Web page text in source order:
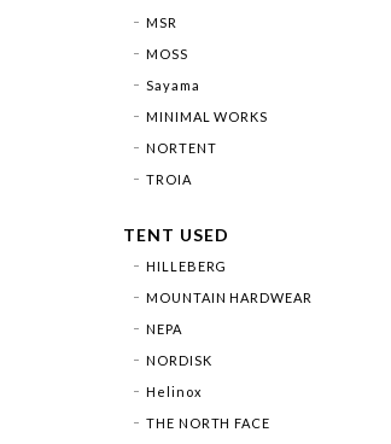
MSR
MOSS
Sayama
MINIMAL WORKS
NORTENT
TROIA
TENT USED
HILLEBERG
MOUNTAIN HARDWEAR
NEPA
NORDISK
Helinox
THE NORTH FACE